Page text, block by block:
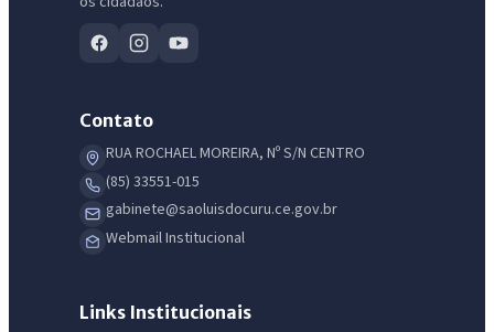
Contato
RUA ROCHAEL MOREIRA, Nº S/N CENTRO
(85) 33551-015
gabinete@saoluisdocuru.ce.gov.br
Webmail Institucional
Links Institucionais